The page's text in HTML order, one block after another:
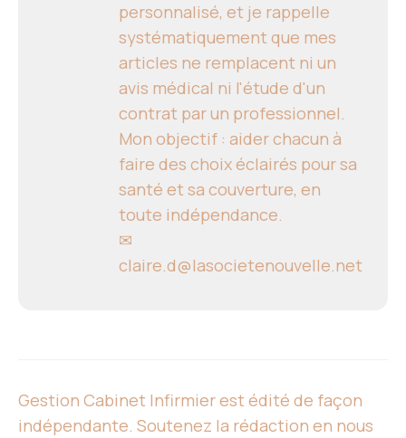
personnalisé, et je rappelle
systématiquement que mes
articles ne remplacent ni un
avis médical ni l'étude d'un
contrat par un professionnel.
Mon objectif : aider chacun à
faire des choix éclairés pour sa
santé et sa couverture, en
toute indépendance.
✉
claire.d@lasocietenouvelle.net
Gestion Cabinet Infirmier est édité de façon
indépendante. Soutenez la rédaction en nous